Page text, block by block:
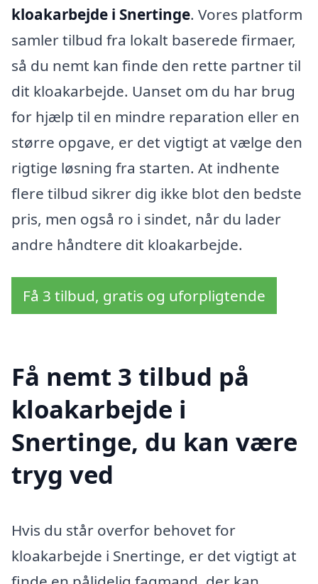
kloakarbejde i Snertinge. Vores platform
samler tilbud fra lokalt baserede firmaer,
så du nemt kan finde den rette partner til
dit kloakarbejde. Uanset om du har brug
for hjælp til en mindre reparation eller en
større opgave, er det vigtigt at vælge den
rigtige løsning fra starten. At indhente
flere tilbud sikrer dig ikke blot den bedste
pris, men også ro i sindet, når du lader
andre håndtere dit kloakarbejde.
Få 3 tilbud, gratis og uforpligtende
Få nemt 3 tilbud på
kloakarbejde i
Snertinge, du kan være
tryg ved
Hvis du står overfor behovet for
kloakarbejde i Snertinge, er det vigtigt at